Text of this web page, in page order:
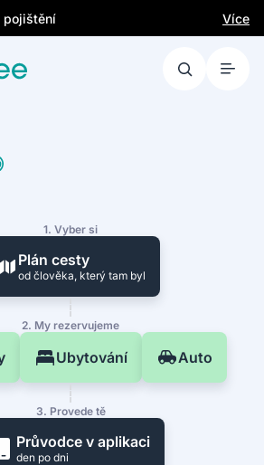
pojištění
Více
1. Vyber si
Plán cesty
od člověka, který tam byl
2. My rezervujeme
Ubytování Auto
3. Provede tě
Průvodce v aplikaci
den po dni